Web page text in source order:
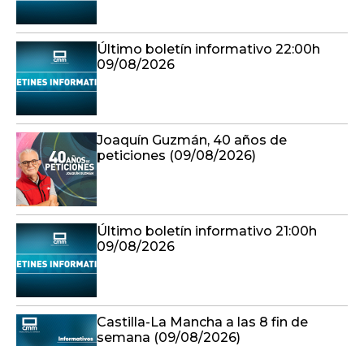
Último boletín informativo 22:00h
09/08/2026
Joaquín Guzmán, 40 años de
peticiones (09/08/2026)
Último boletín informativo 21:00h
09/08/2026
Castilla-La Mancha a las 8 fin de
semana (09/08/2026)